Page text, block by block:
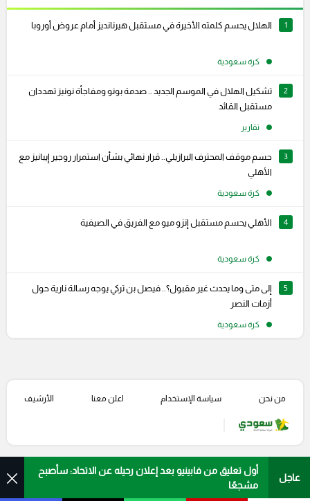
1 الهلال يحسم كلمته الأخيرة في مستقبل هيرنانديز أمام عروض أوروبا
كرة سعودية
2
تشكيل الهلال في الموسم الجديد .. صدمة بونو ومفاجأة نونيز تهددان
مستقبل القائد
تقارير
3
حسم موقف المحترف البرازيلي.. قرار نهائي بشأن استمرار روجير إيبانيز مع
الأهلي
كرة سعودية
4 الأهلي يحسم مستقبل إنزو ميو مع الفريق في الصيفية
كرة سعودية
5
إلى متى وما يحدث غير مقبول؟.. فيصل بن تركي يوجه رسالة نارية حول
أزمات النصر
كرة سعودية
عاجل
أول تعليق من فابينيو بعد إعلان رحيله عن الاتحاد: سأصبح
مشجعًا
من نحن سياسة الإستخدام اعلن معنا الأرشيف